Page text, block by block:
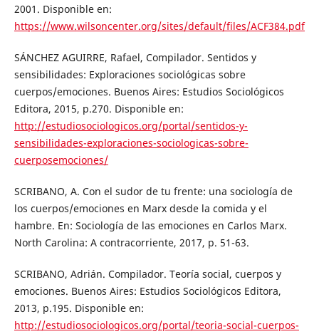
2001. Disponible en:
https://www.wilsoncenter.org/sites/default/files/ACF384.pdf
SÁNCHEZ AGUIRRE, Rafael, Compilador. Sentidos y
sensibilidades: Exploraciones sociológicas sobre
cuerpos/emociones. Buenos Aires: Estudios Sociológicos
Editora, 2015, p.270. Disponible en:
http://estudiosociologicos.org/portal/sentidos-y-
sensibilidades-exploraciones-sociologicas-sobre-
cuerposemociones/
SCRIBANO, A. Con el sudor de tu frente: una sociología de
los cuerpos/emociones en Marx desde la comida y el
hambre. En: Sociología de las emociones en Carlos Marx.
North Carolina: A contracorriente, 2017, p. 51-63.
SCRIBANO, Adrián. Compilador. Teoría social, cuerpos y
emociones. Buenos Aires: Estudios Sociológicos Editora,
2013, p.195. Disponible en:
http://estudiosociologicos.org/portal/teoria-social-cuerpos-